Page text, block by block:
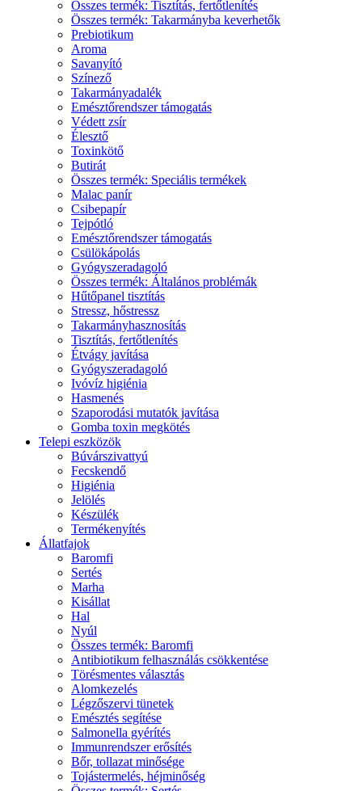
Összes termék: Tisztítás, fertőtlenítés
Összes termék: Takarmányba keverhetők
Prebiotikum
Aroma
Savanyító
Színező
Takarmányadalék
Emésztőrendszer támogatás
Védett zsír
Élesztő
Toxinkötő
Butirát
Összes termék: Speciális termékek
Malac panír
Csibepapír
Tejpótló
Emésztőrendszer támogatás
Csülökápolás
Gyógyszeradagoló
Összes termék: Általános problémák
Hűtőpanel tisztítás
Stressz, hőstressz
Takarmányhasznosítás
Tisztítás, fertőtlenítés
Étvágy javítása
Gyógyszeradagoló
Ivóvíz higiénia
Hasmenés
Szaporodási mutatók javítása
Gomba toxin megkötés
Telepi eszközök
Búvárszivattyú
Fecskendő
Higiénia
Jelölés
Készülék
Termékenyítés
Állatfajok
Baromfi
Sertés
Marha
Kisállat
Hal
Nyúl
Összes termék: Baromfi
Antibiotikum felhasználás csökkentése
Törésmentes választás
Alomkezelés
Légzőszervi tünetek
Emésztés segítése
Salmonella gyérítés
Immunrendszer erősítés
Bőr, tollazat minősége
Tojástermelés, héjminőség